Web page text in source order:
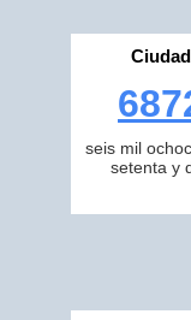
Ciudad
seis mil
setenta y